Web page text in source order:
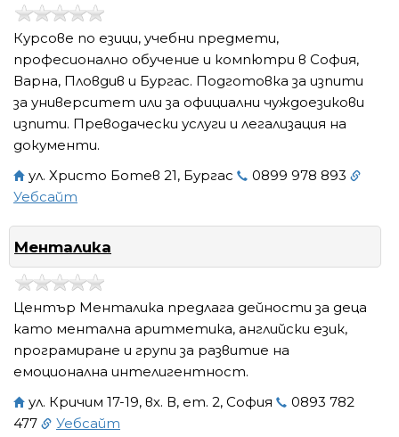
Курсове по езици, учебни предмети,
професионално обучение и компютри в София,
Варна, Пловдив и Бургас. Подготовка за изпити
за университет или за официални чуждоезикови
изпити. Преводачески услуги и легализация на
документи.
ул. Христо Ботев 21, Бургас
0899 978 893
Уебсайт
Менталика
Център Менталика предлага дейности за деца
като ментална аритметика, английски език,
програмиране и групи за развитие на
емоционална интелигентност.
ул. Кричим 17-19, вх. В, ет. 2, София
0893 782
477
Уебсайт